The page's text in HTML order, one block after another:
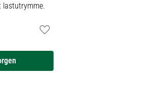
lastutrymme.
Lägg till i favoriter